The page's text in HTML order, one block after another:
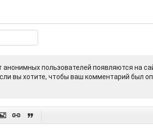
пользователей появляются на
вы хотите, чтобы ваш комментарий был
 